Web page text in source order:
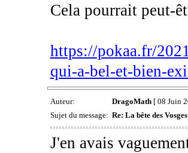
Cela pourrait peut-
https://pokaa.fr/
qui-a-bel-et-bien-
Auteur: DragoMath[ 08 Juin
Sujet du message: Re: La bête des Vosges
J'en avais